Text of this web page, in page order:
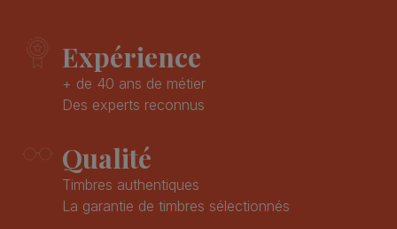
Expérience
+ de 40 ans de métier
Des experts reconnus
Qualité
Timbres authentiques
La garantie de timbres sélectionnés